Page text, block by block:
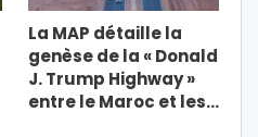
La MAP détaille la
genèse de la « Donald
J. Trump Highway »
entre le Maroc et les…